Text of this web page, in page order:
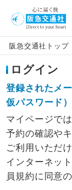
阪急交通社トップ
ログイン
登録されたメ
仮パスワード
マイページで
予約の確認や
ご利用いただけ
インターネッ
員規約に同意